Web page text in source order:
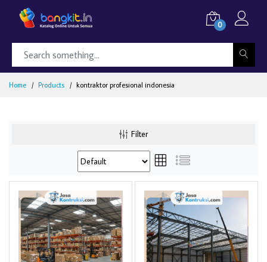
0
Home Products kontraktor profesional indonesia
Filter